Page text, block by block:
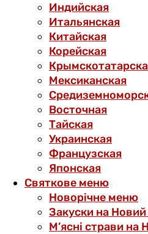
Индийская
Итальянская
Китайская
Корейская
Мексиканская
Восточная
Тайская
Украинская
Французская
Японская
Святкове меню
Новорічне меню
Закуски на Новий
М’ясні страви на